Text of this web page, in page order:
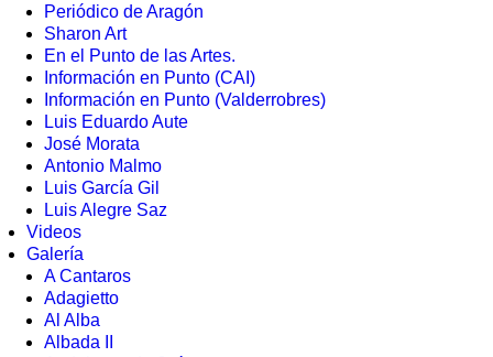
Periódico de Aragón
Sharon Art
En el Punto de las Artes.
Información en Punto (CAI)
Información en Punto (Valderrobres)
Luis Eduardo Aute
José Morata
Antonio Malmo
Luis García Gil
Luis Alegre Saz
Videos
Galería
A Cantaros
Adagietto
Al Alba
Albada II